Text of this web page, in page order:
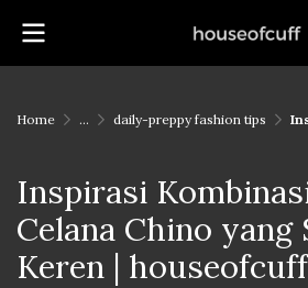
Home ... daily-preppy fashion tips
Inspirasi
Celana Chino yang
Keren | houseofcuff